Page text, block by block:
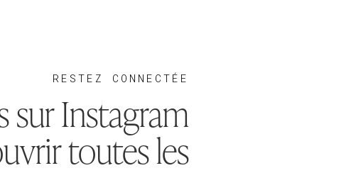
RESTEZ CONNECTÉE
sur Instagram
toutes les